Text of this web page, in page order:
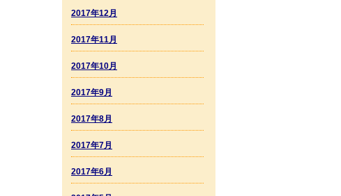
2017年12月
2017年11月
2017年10月
2017年9月
2017年8月
2017年7月
2017年6月